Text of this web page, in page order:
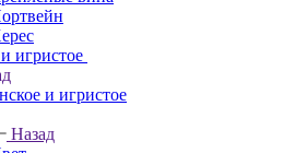
игристое
и игристое
Назад